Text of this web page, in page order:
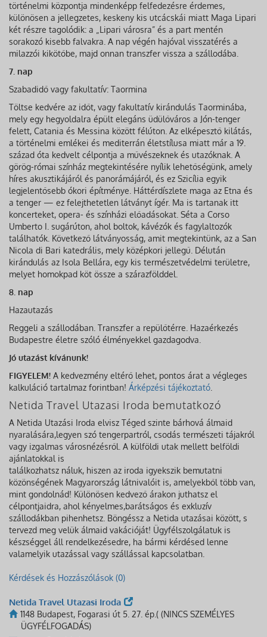
történelmi központja mindenképp felfedezésre érdemes,
különösen a jellegzetes, keskeny kis utcácskái miatt Maga Lipari
két részre tagolódik: a „Lipari városra” és a part mentén
sorakozó kisebb falvakra. A nap végén hajóval visszatérés a
milazzói kikötőbe, majd onnan transzfer vissza a szállodába.
7. nap
Szabadidő vagy fakultatív: Taormina
Töltse kedvére az időt, vagy fakultatív kirándulás Taorminába,
mely egy hegyoldalra épült elegáns üdülőváros a Jón-tenger
felett, Catania és Messina között félúton. Az elképesztő kilátás,
a történelmi emlékei és mediterrán életstílusa miatt már a 19.
század óta kedvelt célpontja a művészeknek és utazóknak. A
görög-római színház megtekintésére nyílik lehetőségünk, amely
híres akusztikájáról és panorámájáról, és ez Szicília egyik
legjelentősebb ókori építménye. Háttérdíszlete maga az Etna és
a tenger — ez felejthetetlen látványt ígér. Ma is tartanak itt
koncerteket, opera- és színházi előadásokat. Séta a Corso
Umberto I. sugárúton, ahol boltok, kávézók és fagylaltozók
találhatók. Következő látványosság, amit megtekintünk, az a San
Nicola di Bari katedrális, mely középkori jellegű. Délután
kirándulás az Isola Bellára, egy kis természetvédelmi területre,
melyet homokpad köt össze a szárazfölddel.
8. nap
Hazautazás
Reggeli a szállodában. Transzfer a repülőtérre. Hazaérkezés
Budapestre életre szóló élményekkel gazdagodva.
Jó utazást kívánunk!
FIGYELEM! A kedvezmény eltérő lehet, pontos árat a végleges
kalkuláció tartalmaz forintban! Árképzési tájékoztató
Netida Travel Utazasi Iroda bemutatkozó
A Netida Utazási Iroda elvisz Téged szinte bárhová álmaid
nyaralására,legyen szó tengerpartról, csodás természeti tájakról
vagy izgalmas városnézésről. A külföldi utak mellett belföldi
ajánlatokkal is
találkozhatsz náluk, hiszen az iroda igyekszik bemutatni
közönségének Magyarország látnivalóit is, amelyekből több van,
mint gondolnád! Különösen kedvező árakon juthatsz el
célpontjaidra, ahol kényelmes,barátságos és exkluzív
szállodákban pihenhetsz. Böngéssz a Netida utazásai között, s
tervezd meg velük álmaid vakációját! Ügyfélszolgálatuk is
készséggel áll rendelkezésedre, ha bármi kérdésed lenne
valamelyik utazással vagy szállással kapcsolatban.
Kérdések és Hozzászólások (0)
Netida Travel Utazasi Iroda
1148 Budapest, Fogarasi út 5. 27. ép.( (NINCS SZEMÉLYES
ÜGYFÉLFOGADÁS)